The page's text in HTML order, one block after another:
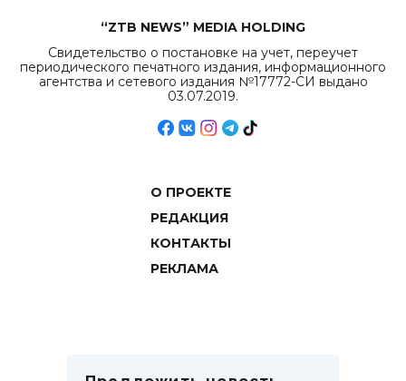
“ZTB NEWS” MEDIA HOLDING
Свидетельство о постановке на учет, переучет
периодического печатного издания, информационного
агентства и сетевого издания №17772-СИ выдано
03.07.2019.
О ПРОЕКТЕ
РЕДАКЦИЯ
КОНТАКТЫ
РЕКЛАМА